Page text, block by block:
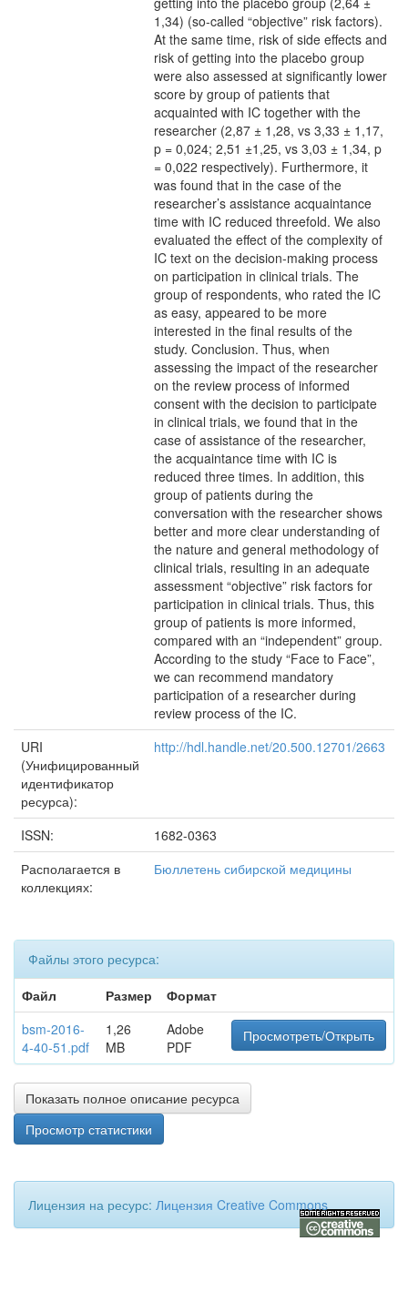
1,34) (so-called “objective” risk factors).
At the same time, risk of side effects and
risk of getting into the placebo group
were also assessed at significantly lower
score by group of patients that
acquainted with IC together with the
researcher (2,87 ± 1,28, vs 3,33 ± 1,17,
p = 0,024; 2,51 ±1,25, vs 3,03 ± 1,34, p
= 0,022 respectively). Furthermore, it
was found that in the case of the
researcher’s assistance acquaintance
time with IC reduced threefold. We also
evaluated the effect of the complexity of
IC text on the decision-making process
on participation in clinical trials. The
group of respondents, who rated the IC
as easy, appeared to be more
interested in the final results of the
study. Conclusion. Thus, when
assessing the impact of the researcher
on the review process of informed
consent with the decision to participate
in clinical trials, we found that in the
case of assistance of the researcher,
the acquaintance time with IC is
reduced three times. In addition, this
group of patients during the
conversation with the researcher shows
better and more clear understanding of
the nature and general methodology of
clinical trials, resulting in an adequate
assessment “objective” risk factors for
participation in clinical trials. Thus, this
group of patients is more informed,
compared with an “independent” group.
According to the study “Face to Face”,
we can recommend mandatory
participation of a researcher during
review process of the IC.
URI
(Унифицированный
идентификатор
ресурса):
http://hdl.handle.net/20.500.12701/2663
ISSN:
1682-0363
Располагается в
коллекциях:
Бюллетень сибирской медицины
Файлы этого ресурса:
Файл
Размер
Формат
bsm-2016-
4-40-51.pdf
1,26
MB
Adobe
PDF
Просмотреть/Открыть
Показать полное описание ресурса
Просмотр статистики
Лицензия на ресурс: Лицензия Creative Commons